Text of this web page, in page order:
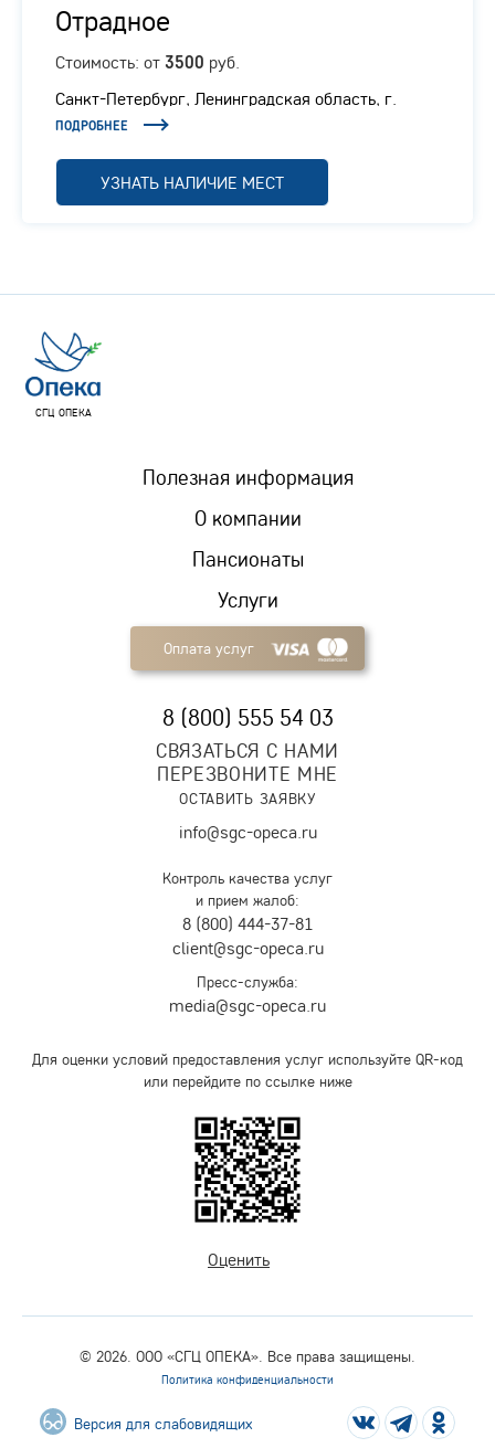
Отрадное
Стоимость: от 3500 руб.
Санкт-Петербург, Ленинградская область, г.
Отрадное, Ленинградское шоссе, 1/1
ПОДРОБНЕЕ
УЗНАТЬ НАЛИЧИЕ МЕСТ
СГЦ ОПЕКА
Пансионаты
Услуги
Полезная информация
О компании
Оплата услуг
8 (800) 555 54 03
СВЯЗАТЬСЯ С НАМИ
ПЕРЕЗВОНИТЕ МНЕ
ОСТАВИТЬ ЗАЯВКУ
info@sgc-opeca.ru
Контроль качества услуг
и прием жалоб:
8 (800) 444-37-81
client@sgc-opeca.ru
Пресс-служба:
media@sgc-opeca.ru
Для оценки условий предоставления услуг используйте QR-код
или перейдите по ссылке ниже
Оценить
© 2026. ООО «СГЦ ОПЕКА». Все права защищены.
Политика конфиденциальности
Версия для слабовидящих